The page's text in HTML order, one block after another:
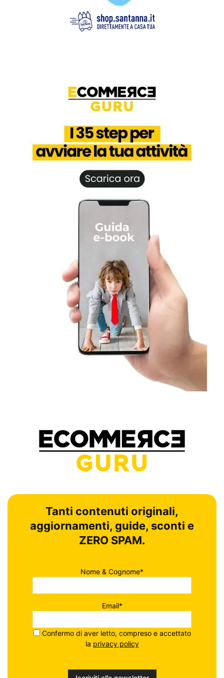
Tanti contenuti originali,
aggiornamenti, guide, sconti e
ZERO SPAM.
Nome & Cognome*
Email*
Confermo di aver letto, compreso e accettato
la privacy policy